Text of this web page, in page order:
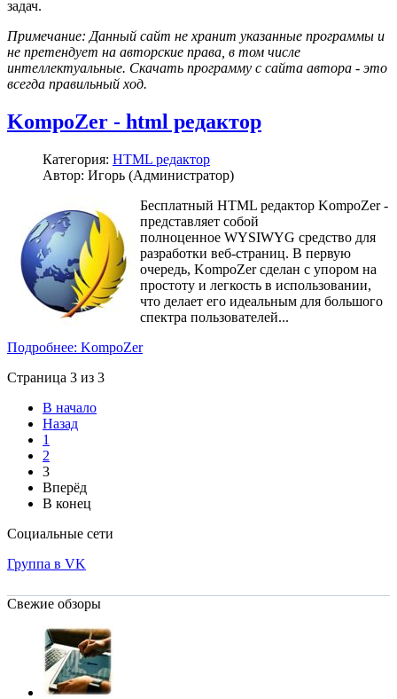
задач.
Примечание: Данный сайт не хранит указанные программы и
не претендует на авторские права, в том числе
интеллектуальные. Скачать программу с сайта автора - это
всегда правильный ход.
KompoZer - html редактор
Категория: HTML редактор
Автор: Игорь (Администратор)
Бесплатный HTML редактор KompoZer -
представляет собой
полноценное WYSIWYG средство для
разработки веб-страниц. В первую
очередь, KompoZer сделан с упором на
простоту и легкость в использовании,
что делает его идеальным для большого
спектра пользователей...
Подробнее: KompoZer
Страница 3 из 3
В начало
Назад
1
2
3
Вперёд
В конец
Социальные сети
Группа в VK
Свежие обзоры